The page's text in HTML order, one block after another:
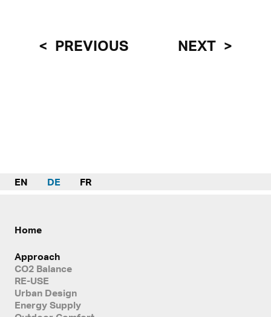
PREVIOUS NEXT
EN DE FR
Home
Approach
CO2 Balance
RE-USE
Urban Design
Energy Supply